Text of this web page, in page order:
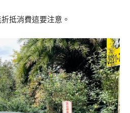
抵消費這要注意。